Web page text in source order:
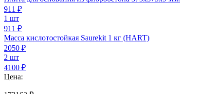
911 ₽
1 шт
911 ₽
Масса кислотостойкая Saurekit 1 кг (HART)
2050 ₽
2 шт
4100 ₽
Цена: